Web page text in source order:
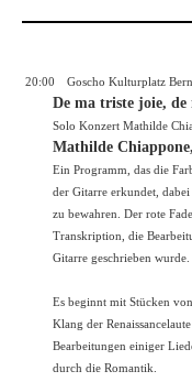
20:00 Goscho Kulturplatz
De ma triste joie, de
Solo Konzert Mathilde
Mathilde
Ein Programm, das die
der Gitarre erkundet,
zu bewahren. Der rote
Transkription, die
Gitarre geschrieben wurde.
Es beginnt mit Stücken
Klang der
Bearbeitungen einiger
durch die Romantik.